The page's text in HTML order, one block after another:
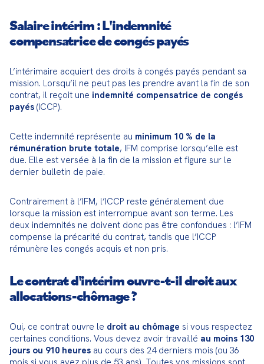
Salaire intérim : L'indemnité
compensatrice de congés payés
L’intérimaire acquiert des droits à congés payés pendant sa
mission. Lorsqu’il ne peut pas les prendre avant la fin de son
contrat, il reçoit une indemnité compensatrice de congés
payés (ICCP).
Cette indemnité représente au minimum 10 % de la
rémunération brute totale, IFM comprise lorsqu’elle est
due. Elle est versée à la fin de la mission et figure sur le
dernier bulletin de paie.
Contrairement à l’IFM, l’ICCP reste généralement due
lorsque la mission est interrompue avant son terme. Les
deux indemnités ne doivent donc pas être confondues : l’IFM
compense la précarité du contrat, tandis que l’ICCP
rémunère les congés acquis et non pris.
Le contrat d'intérim ouvre-t-il droit aux
allocations-chômage ?
Oui, ce contrat ouvre le droit au chômage si vous respectez
certaines conditions. Vous devez avoir travaillé au moins 130
jours ou 910 heures au cours des 24 derniers mois (ou 36